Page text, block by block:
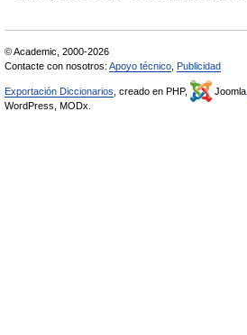
© Academic, 2000-2026
Contacte con nosotros: Apoyo técnico Publicidad
Exportación Diccionarios , creado en PHP, Joomla,
WordPress, MODx.